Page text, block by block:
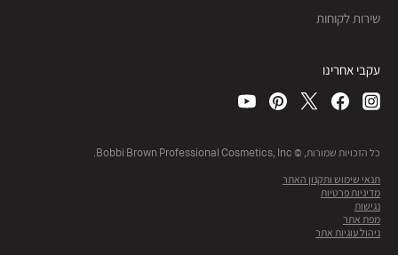
שירות לקוחות
עקבי אחרינו
כל הזכויות שמורות, © Bobbi Brown Professional Cosmetics, Inc.
תנאי שימוש ותקנון האתר
מדיניות פרטיות
נגישות
מפת אתר
ניהול עוגיות אתר